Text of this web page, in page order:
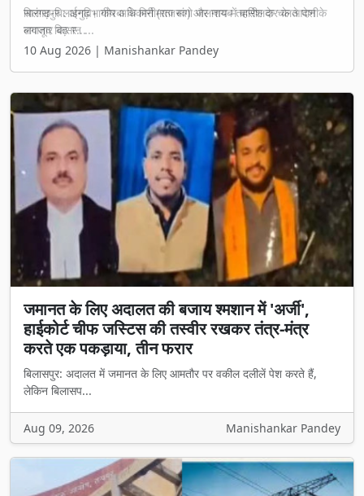
सारंगढ़-बिलाईगढ़। कोरबा के मिनीमाता बांगो जलाशय में बारिश के चलते पानी
लगातार बढ़ र...
10 Aug 2026 | Manishankar Pandey
जमानत के लिए अदालत की बजाय श्मशान में 'अर्जी',
हाईकोर्ट चीफ जस्टिस की तस्वीर रखकर तंत्र-मंत्र
करते एक पकड़ाया, तीन फरार
बिलासपुर: अदालत में जमानत के लिए आमतौर पर वकील दलीलें पेश करते हैं,
लेकिन बिलासप...
Aug 09, 2026 Manishankar Pandey